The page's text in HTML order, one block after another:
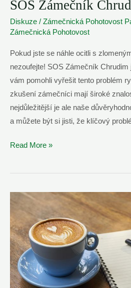
SOS Zámečník
Diskuze / Zámečnická Pohotovost
Zámečnická Pohotovost
Pokud jste se náhle ocitli s
nezoufejte! SOS Zámečník
vám pomohli vyřešit tento problém
zkušení zámečníci mají široké
nejdůležitější je ale naše
a můžete být si jisti, že klíčový
Vyřešíme
Klíč
Zámku
SOS
Zámečník
Chrudim
Read More »